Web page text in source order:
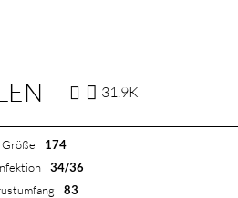
31.9K
Größe
174
34/36
83